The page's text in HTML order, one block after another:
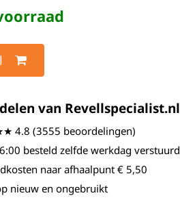
van Revellspecialist.nl
4.8 (3555 beoordelingen)
besteld zelfde werkdag verstuurd
naar afhaalpunt € 5,50
nieuw en ongebruikt